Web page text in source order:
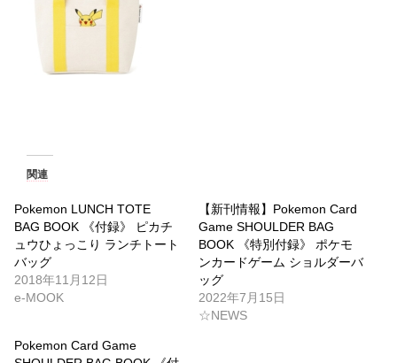
関連
Pokemon LUNCH TOTE
BAG BOOK 《付録》 ピカチ
ュウひょっこり ランチトート
バッグ
2018年11月12日
e-MOOK
【新刊情報】Pokemon Card
Game SHOULDER BAG
BOOK 《特別付録》 ポケモ
ンカードゲーム ショルダーバ
ッグ
2022年7月15日
☆NEWS
Pokemon Card Game